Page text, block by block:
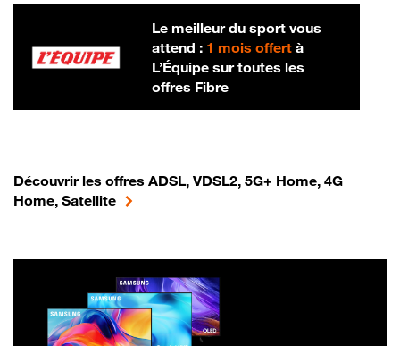
Le meilleur du sport vous
attend : 1 mois offertà
L’Équipe sur toutes les
offres Fibre
Découvrir les offres ADSL, VDSL2, 5G+ Home, 4G
Home, Satellite